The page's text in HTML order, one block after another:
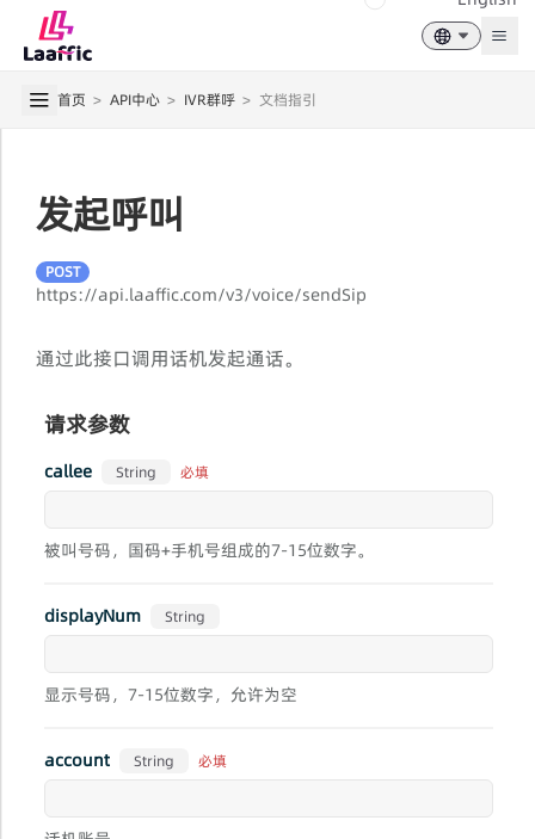
首页 > API中心 > IVR群呼 > 文档指引
发起呼叫
POST
https://api.laaffic.com/v3/voice/sendSip
通过此接口调用话机发起通话。
请求参数
callee String 必填
被叫号码，国码+手机号组成的7-15位数字。
displayNum String
显示号码，7-15位数字，允许为空
account String 必填